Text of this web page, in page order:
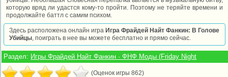
которую вряд ли удастся кому-то пройти. Поэтому не теряйте времени и
продолжайте баттл с самим психом.
Здесь расположена онлайн игра Игра Фрайдей Найт Фанкин: В Голове
Убийцы, поиграть в нее вы можете бесплатно и прямо сейчас.
Раздел: Игры Фрайдей Найт Фанкин · ФНФ Моды (Friday Night
(Оценок игры 862)